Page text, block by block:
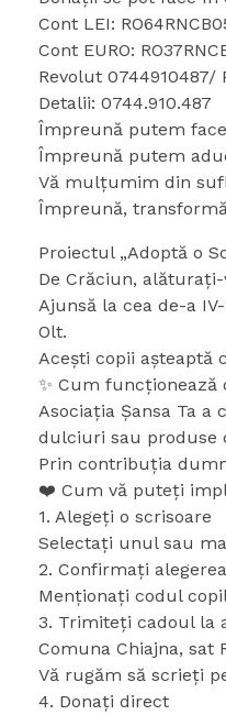
Cont LEI:
Cont EURO:
Revolut 0744910487/
Detalii: 0744.910.487
Împreună putem
Împreună putem
Vă mulțumim din
Împreună,
Proiectul „Adoptă o
De Crăciun,
Ajunsă la cea de-a
Olt.
Acești copii așteaptă
✨ Cum funcționează
Asociația Șansa Ta
dulciuri sau produse
Prin contribuția
❤️ Cum vă puteți
1. Alegeți o scrisoare
Selectați unul sau
2. Confirmați alegerea
Menționați codul
3. Trimiteți cadoul la
Comuna Chiajna, sat
Vă rugăm să scrieți
4. Donați direct